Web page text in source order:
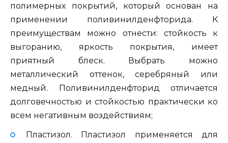
полимерных покрытий, который основан на
применении поливинилденфторида. К
преимуществам можно отнести: стойкость к
выгоранию, яркость покрытия, имеет
приятный блеск. Выбрать можно
металлический оттенок, серебряный или
медный. Поливинилденфторид отличается
долговечностью и стойкостью практически ко
всем негативным воздействиям;
Пластизол. Пластизол применяется для